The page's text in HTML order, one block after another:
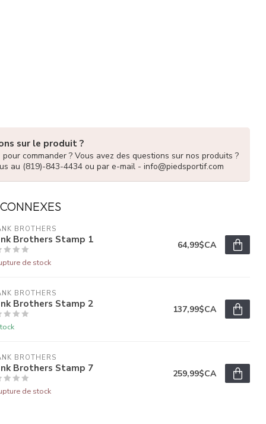
sur le produit ?
commander ? Vous avez des questions sur nos produits ?
au (819)-843-4434 ou par e-mail - info@piedsportif.com
BROTHERS
Brothers Stamp 1
de stock
64,99$CA
BROTHERS
Brothers Stamp 2 137,99$CA
BROTHERS
Brothers Stamp 7
de stock
259,99$CA